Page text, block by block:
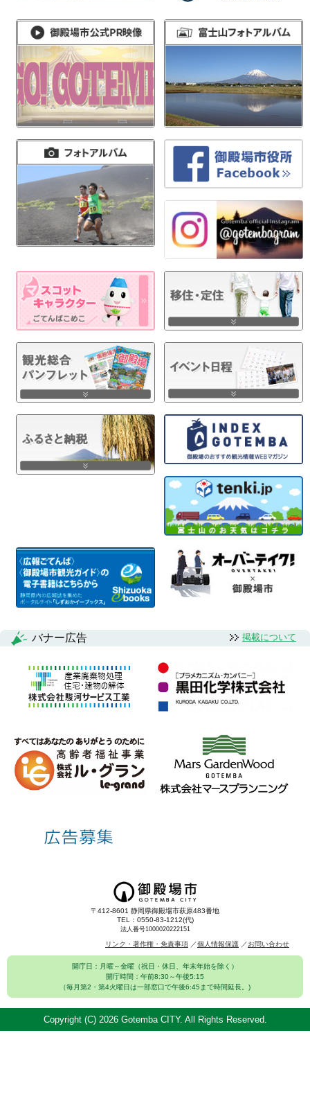
バナー広告 掲載について
〒412-8601 静岡県御殿場市萩原483番地
TEL：0550-83-1212(代)
法人番号1000020222151
リンク・著作権・免責事項 個人情報保護 お問い合わせ
開庁日：月曜～金曜（祝日・休日、年末年始を除く）
開庁時間：午前8:30～午後5:15
（毎月第2・第4火曜日は一部窓口で午後6:45まで時間延長。)
Copyright (C) 2026 Gotemba CITY. All Rights Reserved.